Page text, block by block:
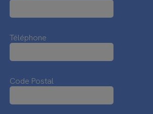
Téléphone
Code Postal